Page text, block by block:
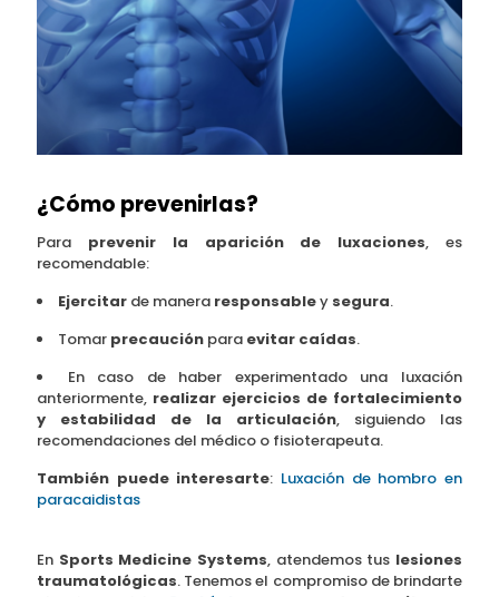
¿Cómo prevenirlas?
Para prevenir la aparición de luxaciones, es
recomendable:
Ejercitar de manera responsabley segura.
Tomar precaución para evitar caídas.
En caso de haber experimentado una luxación
anteriormente, realizar ejercicios de fortalecimiento
y estabilidad de la articulación, siguiendo las
recomendaciones del médico o fisioterapeuta.
También puede interesarte: Luxación de hombro en
paracaidistas
En Sports Medicine Systems, atendemos tus lesiones
traumatológicas. Tenemos el compromiso de brindarte